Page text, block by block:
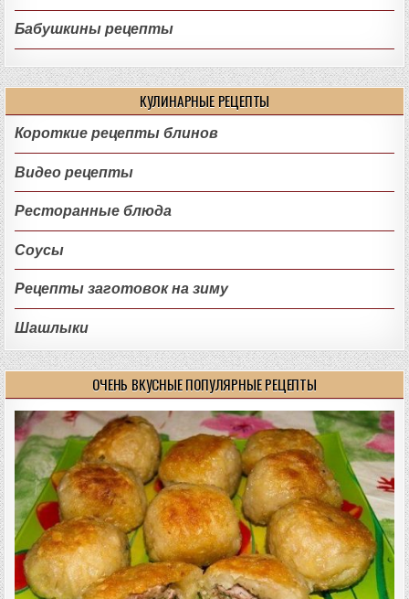
Бабушкины рецепты
КУЛИНАРНЫЕ РЕЦЕПТЫ
Короткие рецепты блинов
Видео рецепты
Ресторанные блюда
Соусы
Рецепты заготовок на зиму
Шашлыки
ОЧЕНЬ ВКУСНЫЕ ПОПУЛЯРНЫЕ РЕЦЕПТЫ